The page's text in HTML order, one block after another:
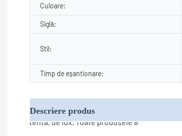
Culoare:
Siglă:
Stil:
Timp de eșantionare:
Descriere produs